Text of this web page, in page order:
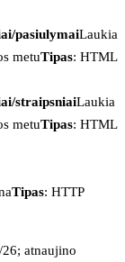
pasiulymaiLaukia
metuTipas: HTML
straipsniaiLaukia
metuTipas: HTML
Tipas: HTTP
atnaujino